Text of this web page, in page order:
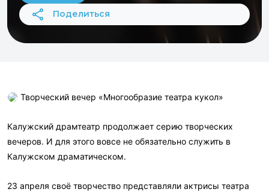
Поделиться
Творческий вечер «Многообразие театра кукол»
Калужский драмтеатр продолжает серию творческих
вечеров. И для этого вовсе не обязательно служить в
Калужском драматическом.
23 апреля своё творчество представляли актрисы театра